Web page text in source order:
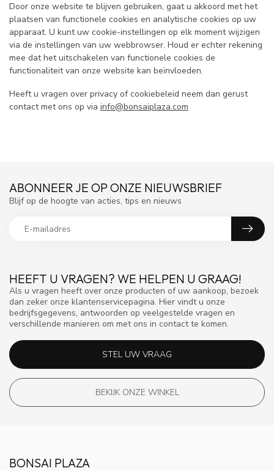
Door onze website te blijven gebruiken, gaat u akkoord met het
plaatsen van functionele cookies en analytische cookies op uw
apparaat. U kunt uw cookie-instellingen op elk moment wijzigen
via de instellingen van uw webbrowser. Houd er echter rekening
mee dat het uitschakelen van functionele cookies de
functionaliteit van onze website kan beïnvloeden.
Heeft u vragen over privacy of cookiebeleid neem dan gerust
contact met ons op via info@bonsaiplaza.com
HEEFT U VRAGEN? WE HELPEN U GRAAG!
Als u vragen heeft over onze producten of uw aankoop, bezoek
dan zeker onze klantenservicepagina. Hier vindt u onze
bedrijfsgegevens, antwoorden op veelgestelde vragen en
verschillende manieren om met ons in contact te komen.
STEL UW VRAAG
BEKIJK ONZE WINKEL
ABONNEER JE OP ONZE NIEUWSBRIEF
Blijf op de hoogte van acties, tips en nieuws
BONSAI PLAZA